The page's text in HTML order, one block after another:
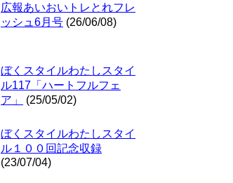
広報あいおいトレとれフレ
ッシュ6月号 (26/06/08)
ぼくスタイルわたしスタイ
ル117「ハートフルフェ
ア」
(25/05/02)
ぼくスタイルわたしスタイ
ル１００回記念収録
(23/07/04)